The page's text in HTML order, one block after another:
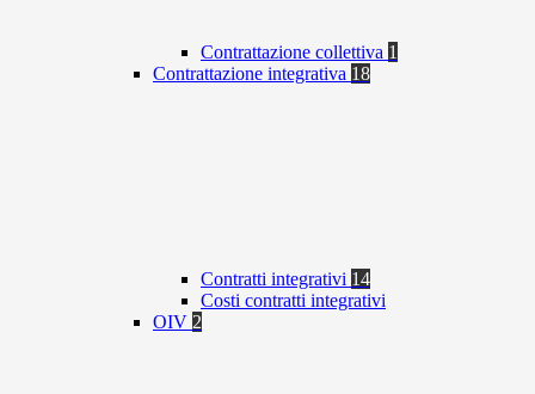
Contrattazione collettiva 1
Contrattazione integrativa 18
Contratti integrativi 14
Costi contratti integrativi
OIV 2